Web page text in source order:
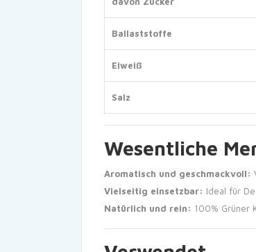
Ballaststoffe
Eiweiß
Salz
Wesentliche
Aromatisch und geschmackvoll:
Vielseitig einsetzbar: Ideal für
Natürlich und rein: 100% Grüner